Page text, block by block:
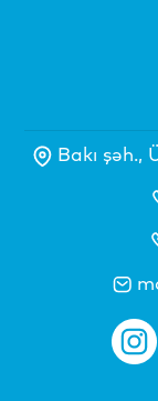
Bakı şəh.,